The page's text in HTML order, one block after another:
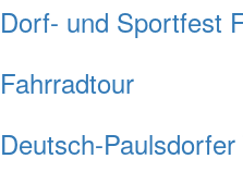
Dorf- und Sportfest
Fahrradtour
Deutsch-